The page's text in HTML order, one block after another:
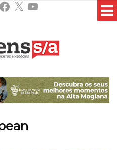
Facebook
X YouTube